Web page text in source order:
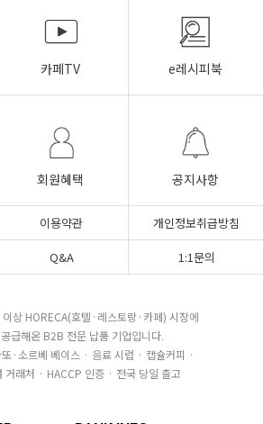
카페TV e레시피북
회원혜택 공지사항
이용약관
개인정보취급방침
Q&A 1:1문의
상 HORECA(호텔·레스토랑·카페) 시장에
급해온 B2B 전문 납품 기업입니다.
·소르베 베이스 · 음료 시럽 · 캡슐커피 ·
거래처 · HACCP 인증 · 전국 당일 출고